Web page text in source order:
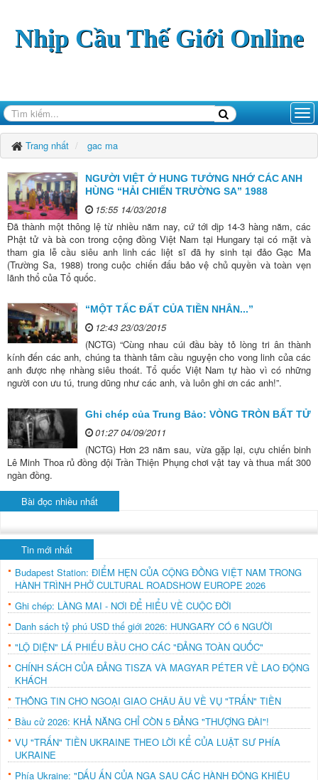
Nhịp Cầu Thế Giới Online
Trang nhất gac ma
NGƯỜI VIỆT Ở HUNG TƯỞNG NHỚ CÁC ANH
HÙNG “HẢI CHIẾN TRƯỜNG SA” 1988
15:55 14/03/2018
Đã thành một thông lệ từ nhiều năm nay, cứ tới dịp 14-3 hàng năm, các
Phật tử và bà con trong cộng đồng Việt Nam tại Hungary tại có mặt và
tham gia lễ cầu siêu anh linh các liệt sĩ đã hy sinh tại đảo Gạc Ma
(Trường Sa, 1988) trong cuộc chiến đấu bảo vệ chủ quyền và toàn vẹn
lãnh thổ của Tổ quốc.
“MỘT TẤC ĐẤT CỦA TIỀN NHÂN...”
12:43 23/03/2015
(NCTG) “Cùng nhau cúi đầu bày tỏ lòng tri ân thành
kính đến các anh, chúng ta thành tâm cầu nguyện cho vong linh của các
anh được nhẹ nhàng siêu thoát. Tổ quốc Việt Nam tự hào vì có những
người con ưu tú, trung dũng như các anh, và luôn ghi ơn các anh!”.
Ghi chép của Trung Bảo: VÒNG TRÒN BẤT TỬ
01:27 04/09/2011
(NCTG) Hơn 23 năm sau, vừa gặp lại, cựu chiến binh
Lê Minh Thoa rủ đồng đội Trần Thiện Phụng chơi vật tay và thua mất 300
ngàn đồng.
Bài đọc nhiều nhất
Tin mới nhất
Budapest Station: ĐIỂM HẸN CỦA CỘNG ĐỒNG VIỆT NAM TRONG
HÀNH TRÌNH PHỞ CULTURAL ROADSHOW EUROPE 2026
Ghi chép: LÀNG MAI - NƠI ĐỂ HIỂU VỀ CUỘC ĐỜI
Danh sách tỷ phú USD thế giới 2026: HUNGARY CÓ 6 NGƯỜI
"LỘ DIỆN" LÁ PHIẾU BẦU CHO CÁC "ĐẢNG TOÀN QUỐC"
CHÍNH SÁCH CỦA ĐẢNG TISZA VÀ MAGYAR PÉTER VỀ LAO ĐỘNG
KHÁCH
THÔNG TIN CHO NGOẠI GIAO CHÂU ÂU VỀ VỤ "TRẤN" TIỀN
Bầu cử 2026: KHẢ NĂNG CHỈ CÒN 5 ĐẢNG "THƯỢNG ĐÀI"!
VỤ "TRẤN" TIỀN UKRAINE THEO LỜI KỂ CỦA LUẬT SƯ PHÍA
UKRAINE
Phía Ukraine: "DẤU ẤN CỦA NGA SAU CÁC HÀNH ĐỘNG KHIÊU